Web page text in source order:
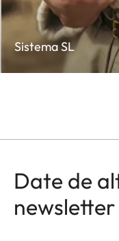
Sistema SL
Date de
newsletter